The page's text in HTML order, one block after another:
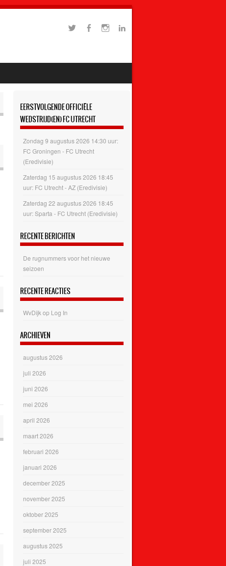
EERSTVOLGENDE OFFICIËLE
WEDSTRIJD(EN) FC UTRECHT
Zondag 9 augustus 2026 14:30 uur:
FC Groningen - FC Utrecht
(Eredivisie)
Zaterdag 15 augustus 2026 18:45
uur: FC Utrecht - AZ (Eredivisie)
Zaterdag 22 augustus 2026 18:45
uur: Sparta - FC Utrecht (Eredivisie)
RECENTE BERICHTEN
De rugnummers voor het nieuwe
seizoen
RECENTE REACTIES
WvDijk op Log In
ARCHIEVEN
augustus 2026
juli 2026
juni 2026
mei 2026
april 2026
maart 2026
februari 2026
januari 2026
december 2025
november 2025
oktober 2025
september 2025
augustus 2025
juli 2025